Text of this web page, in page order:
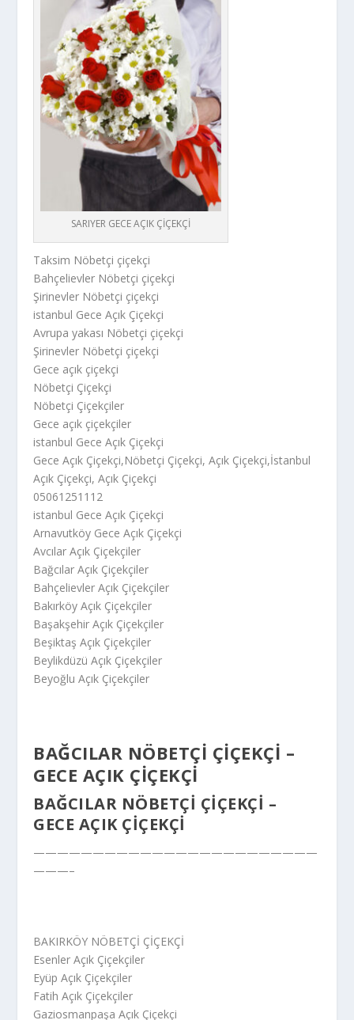
SARIYER GECE AÇIK ÇİÇEKÇİ
Taksim Nöbetçi çiçekçi
Bahçelievler Nöbetçi çiçekçi
Şirinevler Nöbetçi çiçekçi
istanbul Gece Açık Çiçekçi
Avrupa yakası Nöbetçi çiçekçi
Şirinevler Nöbetçi çiçekçi
Gece açık çiçekçi
Nöbetçi Çiçekçi
Nöbetçi Çiçekçiler
Gece açık çiçekçiler
istanbul Gece Açık Çiçekçi
Gece Açık Çiçekçi,Nöbetçi Çiçekçi, Açık Çiçekçi,İstanbul
Açık Çiçekçi, Açık Çiçekçi
05061251112
istanbul Gece Açık Çiçekçi
Arnavutköy Gece Açık Çiçekçi
Avcılar Açık Çiçekçiler
Bağcılar Açık Çiçekçiler
Bahçelievler Açık Çiçekçiler
Bakırköy Açık Çiçekçiler
Başakşehir Açık Çiçekçiler
Beşiktaş Açık Çiçekçiler
Beylikdüzü Açık Çiçekçiler
Beyoğlu Açık Çiçekçiler
BAĞCILAR NÖBETÇİ ÇİÇEKÇİ –
GECE AÇIK ÇİÇEKÇİ
BAĞCILAR NÖBETÇİ ÇİÇEKÇİ –
GECE AÇIK ÇİÇEKÇİ
————————————————————————
———–
BAKIRKÖY NÖBETÇİ ÇİÇEKÇİ
Esenler Açık Çiçekçiler
Eyüp Açık Çiçekçiler
Fatih Açık Çiçekçiler
Gaziosmanpaşa Açık Çiçekçi